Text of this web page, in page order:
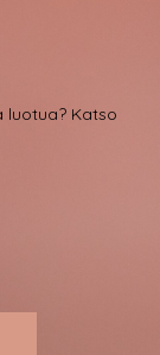
luotua? Katso